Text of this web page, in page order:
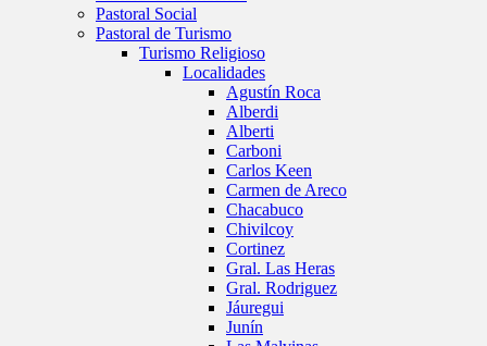
Pastoral Social
Pastoral de Turismo
Turismo Religioso
Localidades
Agustín Roca
Alberdi
Alberti
Carboni
Carlos Keen
Carmen de Areco
Chacabuco
Chivilcoy
Cortinez
Gral. Las Heras
Gral. Rodriguez
Jáuregui
Junín